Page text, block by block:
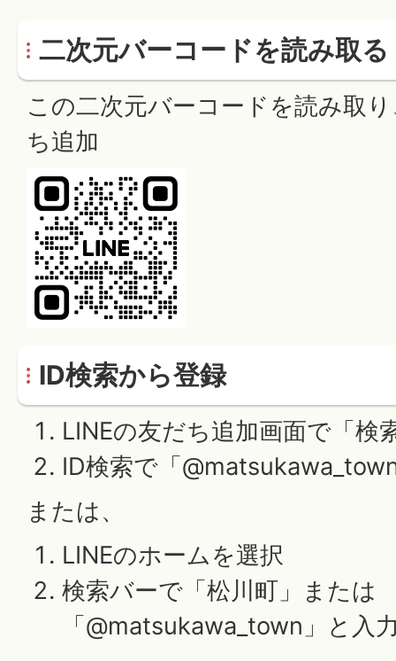
二次元バーコードを読み取る
この二次元バーコードを読み取
ち追加
ID検索から登録
LINEの友だち追加画面で「検
ID検索で「
または、
LINEのホームを選択
検索バーで「松川町」または
「@matsukawa_town」と入